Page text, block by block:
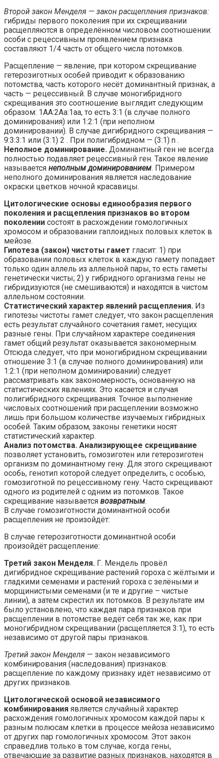
Второй закон Менделя — закон расщепления признаков:
гибриды первого поколения при их скрещивании
расщепляются в определённом числовом соотношении:
особи с рецессивным проявлением признака
составляют 1/4 часть от общего числа потомков.
Расщепление — явление, при котором скрещивание
гетерозиготных особей приводит к образованию
потомства, часть которого несёт доминантный признак, а
часть — рецессивный. В случае моногибридного
скрещивания это соотношение выглядит следующим
образом: 1АА:2Аа:1аа, то есть 3:1 (в случае полного
доминирования) или 1:2:1 (при неполном
доминировании). В случае дигибридного скрещивания —
9:3:3:1 или (3:1) 2 . При полигибридном — (3:1) n .
Неполное доминирование. Доминантный ген не всегда
полностью подавляет рецессивный ген. Такое явление
называется неполным доминированием. Примером
неполного доминирования является наследование
окраски цветков ночной красавицы.
Цитологические основы единообразия первого
поколения и расщепления признаков во втором
поколении состоят в расхождении гомологичных
хромосом и образовании гаплоидных половых клеток в
мейозе.
Гипотеза (закон) чистоты гамет гласит: 1) при
образовании половых клеток в каждую гамету попадает
только один аллель из аллельной пары, то есть гаметы
генетически чисты; 2) у гибридного организма гены не
гибридизуются (не смешиваются) и находятся в чистом
аллельном состоянии.
Статистический характер явлений расщепления. Из
гипотезы чистоты гамет следует, что закон расщепления
есть результат случайного сочетания гамет, несущих
разные гены. При случайном характере соединения
гамет общий результат оказывается закономерным.
Отсюда следует, что при моногибридном скрещивании
отношение 3:1 (в случае полного доминирования) или
1:2:1 (при неполном доминировании) следует
рассматривать как закономерность, основанную на
статистических явлениях. Это касается и случая
полигибридного скрещивания. Точное выполнение
числовых соотношений при расщеплении возможно
лишь при большом количестве изучаемых гибридных
особей. Таким образом, законы генетики носят
статистический характер.
Анализ потомства. Анализирующее скрещивание
позволяет установить, гомозиготен или гетерозиготен
организм по доминантному гену. Для этого скрещивают
особь, генотип которой следует определить, с особью,
гомозиготной по рецессивному гену. Часто скрещивают
одного из родителей с одним из потомков. Такое
скрещивание называется возвратным.
В случае гомозиготности доминантной особи
расщепления не произойдёт:
В случае гетерозиготности доминантной особи
произойдёт расщепление:
Третий закон Менделя. Г. Мендель провёл
дигибридное скрещивание растений гороха с жёлтыми и
гладкими семенами и растений гороха с зелёными и
морщинистыми семенами (и те и другие – чистые
линии), а затем скрестил их потомков. В результате им
было установлено, что каждая пара признаков при
расщеплении в потомстве ведёт себя так же, как при
моногибридном скрещивании (расщепляется 3:1), то есть
независимо от другой пары признаков.
Третий закон Менделя — закон независимого
комбинирования (наследования) признаков:
расщепление по каждому признаку идёт независимо от
других признаков.
Цитологической основой независимого
комбинирования является случайный характер
расхождения гомологичных хромосом каждой пары к
разным полюсам клетки в процессе мейоза независимо
от других пар гомологичных хромосом. Этот закон
справедлив только в том случае, когда гены,
отвечающие за развитие разных признаков, находятся в